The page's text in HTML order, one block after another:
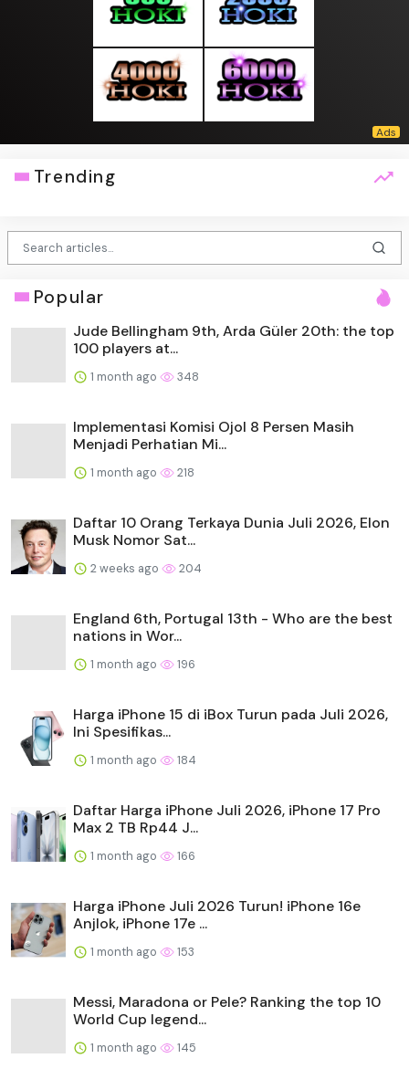
Trending
Popular
Jude Bellingham 9th, Arda Güler 20th: the top
100 players at...
1 month ago 348
Implementasi Komisi Ojol 8 Persen Masih
Menjadi Perhatian Mi...
1 month ago 218
Daftar 10 Orang Terkaya Dunia Juli 2026, Elon
Musk Nomor Sat...
2 weeks ago 204
England 6th, Portugal 13th - Who are the best
nations in Wor...
1 month ago 196
Harga iPhone 15 di iBox Turun pada Juli 2026,
Ini Spesifikas...
1 month ago 184
Daftar Harga iPhone Juli 2026, iPhone 17 Pro
Max 2 TB Rp44 J...
1 month ago 166
Harga iPhone Juli 2026 Turun! iPhone 16e
Anjlok, iPhone 17e ...
1 month ago 153
Messi, Maradona or Pele? Ranking the top 10
World Cup legend...
1 month ago 145